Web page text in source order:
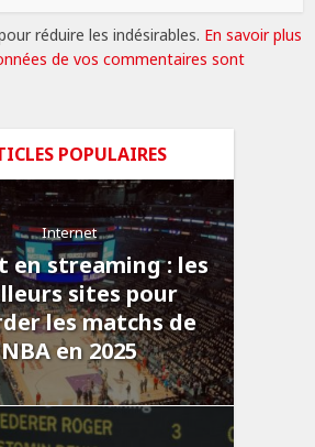
réduire les indésirables. En savoir plus
de vos commentaires sont
POPULAIRES
Internet
en streaming : les
sites pour
les matchs de
NBA en 2025